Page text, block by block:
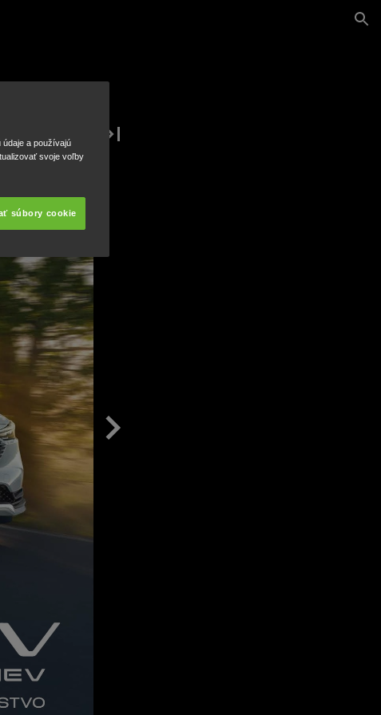
a používajú
svoje voľby
súbory cookie